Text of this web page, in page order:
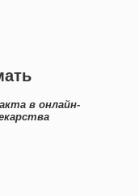
в онлайн-